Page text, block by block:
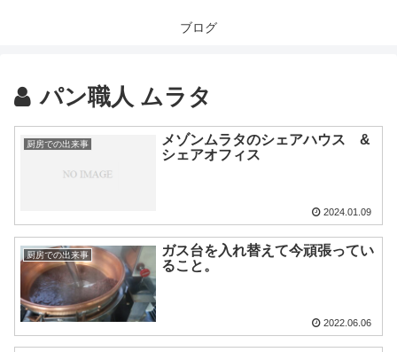
ブログ
パン職人 ムラタ
厨房での出来事
メゾンムラタのシェアハウス &
シェアオフィス
2024.01.09
厨房での出来事
ガス台を入れ替えて今頑張ってい
ること。
2022.06.06